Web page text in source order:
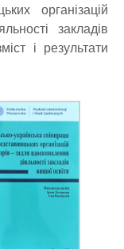
організацій
закладів
і результати